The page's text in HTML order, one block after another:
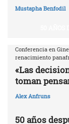
Mustapha Benfodil
Conferencia en
renacimiento
«Las
toman
Alex Anfruns
50 años